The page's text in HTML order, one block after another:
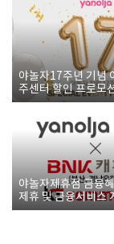
야놀자17주년 기념
주센터 할인 프로모
야놀자제휴점 금융
제휴 및 금융서비스